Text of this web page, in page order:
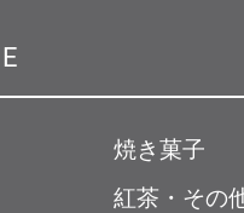
ログイン
焼き菓子
紅茶・その